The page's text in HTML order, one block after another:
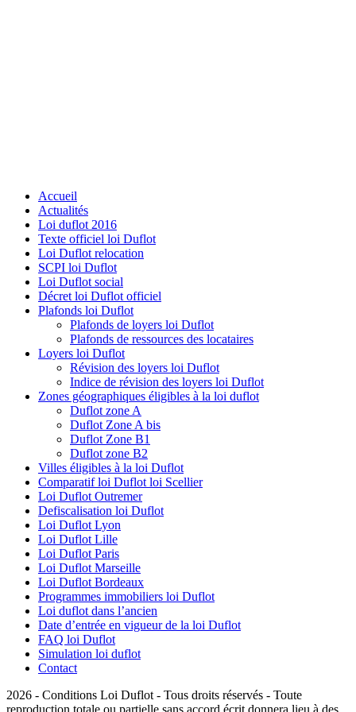
Accueil
Actualités
Loi duflot 2016
Texte officiel loi Duflot
Loi Duflot relocation
SCPI loi Duflot
Loi Duflot social
Décret loi Duflot officiel
Plafonds loi Duflot
Plafonds de loyers loi Duflot
Plafonds de ressources des locataires
Loyers loi Duflot
Révision des loyers loi Duflot
Indice de révision des loyers loi Duflot
Zones géographiques éligibles à la loi duflot
Duflot zone A
Duflot Zone A bis
Duflot Zone B1
Duflot zone B2
Villes éligibles à la loi Duflot
Comparatif loi Duflot loi Scellier
Loi Duflot Outremer
Defiscalisation loi Duflot
Loi Duflot Lyon
Loi Duflot Lille
Loi Duflot Paris
Loi Duflot Marseille
Loi Duflot Bordeaux
Programmes immobiliers loi Duflot
Loi duflot dans l’ancien
Date d’entrée en vigueur de la loi Duflot
FAQ loi Duflot
Simulation loi duflot
Contact
2026 - Conditions Loi Duflot - Tous droits réservés - Toute
reproduction totale ou partielle sans accord écrit donnera lieu à des